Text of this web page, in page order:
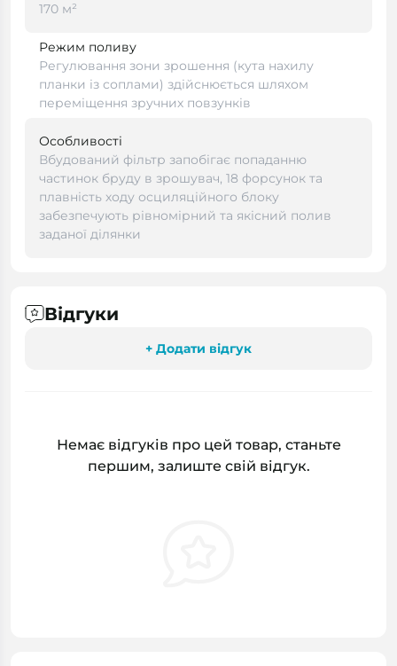
170 м²
Режим поливу
Регулювання зони зрошення (кута нахилу
планки із соплами) здійснюється шляхом
переміщення зручних повзунків
Особливості
Вбудований фільтр запобігає попаданню
частинок бруду в зрошувач, 18 форсунок та
плавність ходу осциляційного блоку
забезпечують рівномірний та якісний полив
заданої ділянки
Відгуки
+ Додати відгук
Немає відгуків про цей товар, станьте
першим, залиште свій відгук.